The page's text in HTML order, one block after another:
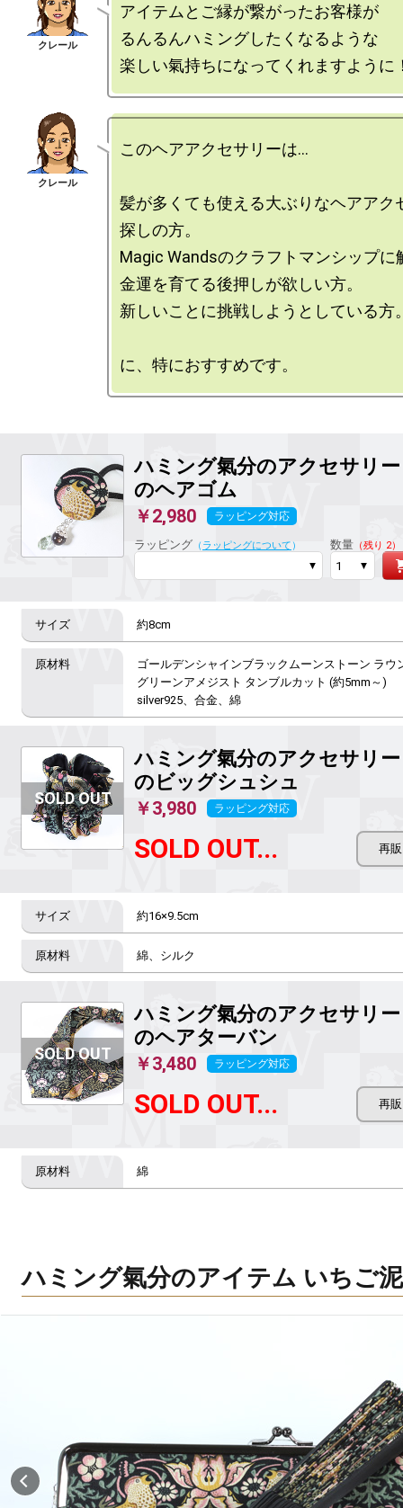
アイテムとご縁が繋がったお客様が
るんるんハミングしたくなるような
このヘアアクセサリーは…
髪が多くても使える大ぶりなヘアアク
探しの方。
Magic Wandsのクラフトマンシップに
金運を育てる後押しが欲しい方。
新しいことに挑戦しようとしている方
ハミング氣分のアクセサリー
のヘアゴム
￥2,980 ラッピング対応
ラッピング （ ラッピングについて ） 数量（残り 2）
約8cm
ゴールデンシャインブラックムーンストーン ラウ
グリーンアメジスト タンブルカット (約5mm～)
silver925、合金、綿
ハミング氣分のアクセサリー
のビッグシュシュ
￥3,980 ラッピング対応
SOLD OUT...
約16×9.5cm
綿、シルク
ハミング氣分のアクセサリー
のヘアターバン
￥3,480 ラッピング対応
SOLD OUT...
綿
ハミング氣分のアイテム いちご